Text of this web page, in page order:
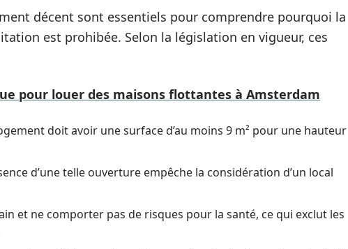
décent sont essentiels pour comprendre pourquoi la
est prohibée. Selon la législation en vigueur, ces
pour louer des maisons flottantes à Amsterdam
doit avoir une surface d’au moins 9 m² pour une hauteur
d’une telle ouverture empêche la considération d’un local
et ne comporter pas de risques pour la santé, ce qui exclut les